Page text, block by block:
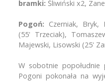
bramki: Śliwiński x2,
Pogoń: Czerniak, Bryk,
(55' Trzeciak),
Majewski, Lisowski (25'
W sobotnie
Pogoni pokonała na